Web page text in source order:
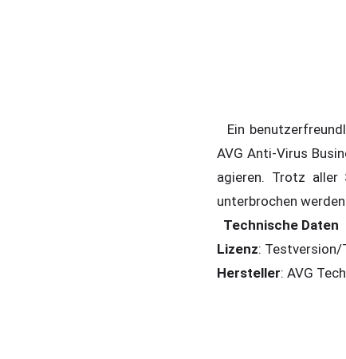
Ein
AVG Anti-Virus
agieren. Trotz aller
unterbrochen
Technische Daten
Lizenz: Testversion/
Hersteller: AVG